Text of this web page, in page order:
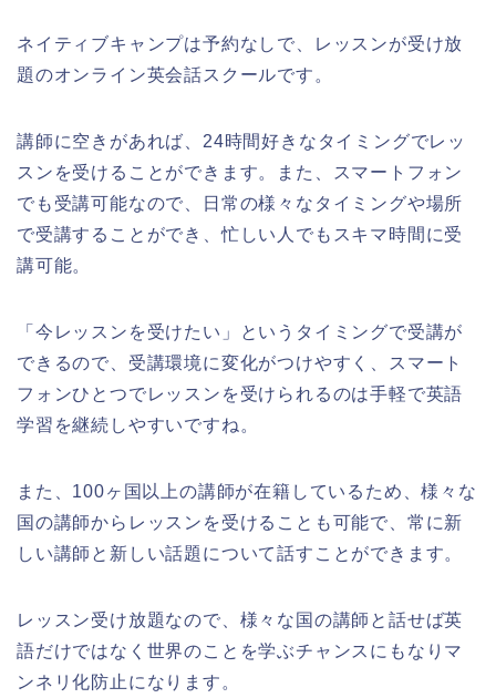
ネイティブキャンプは予約なしで、レッスンが受け放
題のオンライン英会話スクールです。
講師に空きがあれば、24時間好きなタイミングでレッ
スンを受けることができます。また、スマートフォン
でも受講可能なので、日常の様々なタイミングや場所
で受講することができ、忙しい人でもスキマ時間に受
講可能。
「今レッスンを受けたい」というタイミングで受講が
できるので、受講環境に変化がつけやすく、スマート
フォンひとつでレッスンを受けられるのは手軽で英語
学習を継続しやすいですね。
また、100ヶ国以上の講師が在籍しているため、様々な
国の講師からレッスンを受けることも可能で、常に新
しい講師と新しい話題について話すことができます。
レッスン受け放題なので、様々な国の講師と話せば英
語だけではなく世界のことを学ぶチャンスにもなりマ
ンネリ化防止になります。